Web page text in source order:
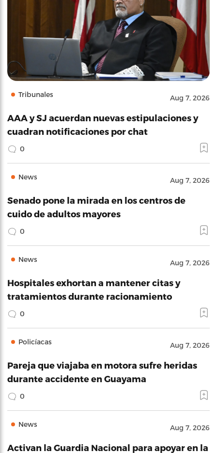
Tribunales Aug 7, 2026
AAA y SJ acuerdan nuevas estipulaciones y
cuadran notificaciones por chat
0
News Aug 7, 2026
Senado pone la mirada en los centros de
cuido de adultos mayores
0
News Aug 7, 2026
Hospitales exhortan a mantener citas y
tratamientos durante racionamiento
0
Policíacas Aug 7, 2026
Pareja que viajaba en motora sufre heridas
durante accidente en Guayama
0
News Aug 7, 2026
Activan la Guardia Nacional para apoyar en la